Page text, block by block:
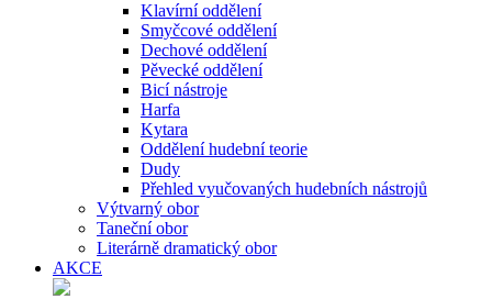
Klavírní oddělení
Smyčcové oddělení
Dechové oddělení
Pěvecké oddělení
Bicí nástroje
Harfa
Kytara
Oddělení hudební teorie
Dudy
Přehled vyučovaných hudebních nástrojů
Výtvarný obor
Taneční obor
Literárně dramatický obor
AKCE